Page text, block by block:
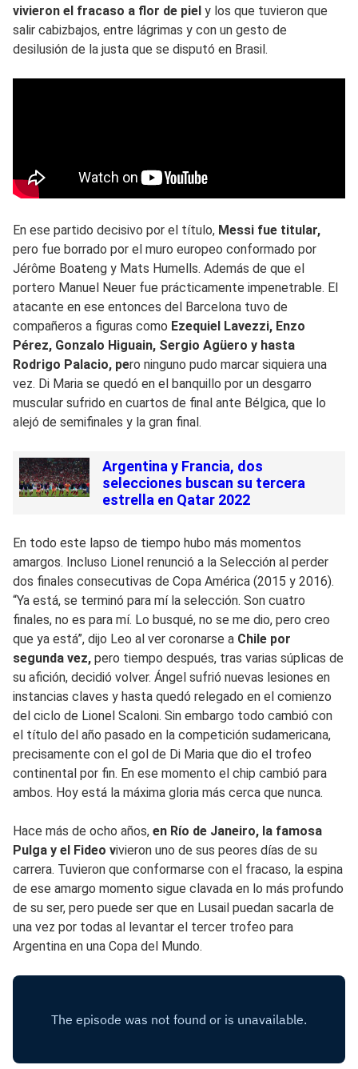
vivieron el fracaso a flor de piel y los que tuvieron que
salir cabizbajos, entre lágrimas y con un gesto de
desilusión de la justa que se disputó en Brasil.
En ese partido decisivo por el título, Messi fue titular,
pero fue borrado por el muro europeo conformado por
Jérôme Boateng y Mats Humells. Además de que el
portero Manuel Neuer fue prácticamente impenetrable. El
atacante en ese entonces del Barcelona tuvo de
compañeros a figuras como Ezequiel Lavezzi, Enzo
Pérez, Gonzalo Higuain, Sergio Agüero y hasta
Rodrigo Palacio, pero ninguno pudo marcar siquiera una
vez. Di Maria se quedó en el banquillo por un desgarro
muscular sufrido en cuartos de final ante Bélgica, que lo
alejó de semifinales y la gran final.
Argentina y Francia, dos
selecciones buscan su tercera
estrella en Qatar 2022
En todo este lapso de tiempo hubo más momentos
amargos. Incluso Lionel renunció a la Selección al perder
dos finales consecutivas de Copa América (2015 y 2016).
“Ya está, se terminó para mí la selección. Son cuatro
finales, no es para mí. Lo busqué, no se me dio, pero creo
que ya está”, dijo Leo al ver coronarse a Chile por
segunda vez, pero tiempo después, tras varias súplicas de
su afición, decidió volver. Ángel sufrió nuevas lesiones en
instancias claves y hasta quedó relegado en el comienzo
del ciclo de Lionel Scaloni. Sin embargo todo cambió con
el título del año pasado en la competición sudamericana,
precisamente con el gol de Di Maria que dio el trofeo
continental por fin. En ese momento el chip cambió para
ambos. Hoy está la máxima gloria más cerca que nunca.
Hace más de ocho años, en Río de Janeiro, la famosa
Pulga y el Fideo vivieron uno de sus peores días de su
carrera. Tuvieron que conformarse con el fracaso, la espina
de ese amargo momento sigue clavada en lo más profundo
de su ser, pero puede ser que en Lusail puedan sacarla de
una vez por todas al levantar el tercer trofeo para
Argentina en una Copa del Mundo.